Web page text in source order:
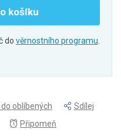
košíku
do věrnostního programu.
oblíbených
Sdílej
Připomeň